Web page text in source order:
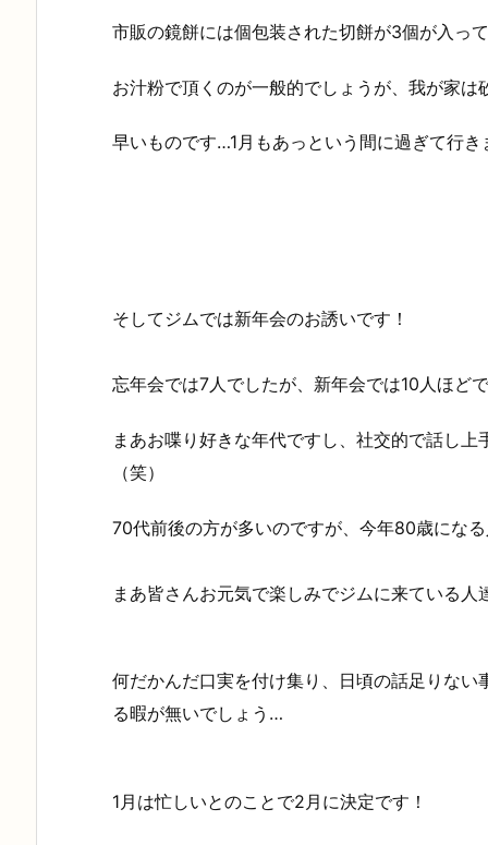
市販の鏡餅には個包装された切餅が3個が入っ
お汁粉で頂くのが一般的でしょうが、我が家は
早いものです…1月もあっという間に過ぎて行き
そしてジムでは新年会のお誘いです！
忘年会では7人でしたが、新年会では10人ほど
まあお喋り好きな年代ですし、社交的で話し
（笑）
70代前後の方が多いのですが、今年80歳にな
まあ皆さんお元気で楽しみでジムに来ている人
何だかんだ口実を付け集り、日頃の話足りな
る暇が無いでしょう…
1月は忙しいとのことで2月に決定です！